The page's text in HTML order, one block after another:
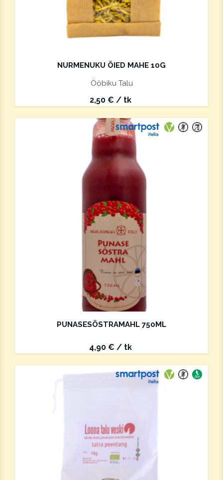
NURMENUKU ÕIED MAHE 10G
Ööbiku Talu
2,50 € / tk
Saab saata
Vegan
PUNASESÕSTRAMAHL 750ML
4,90 € / tk
Saab saata
Vegan